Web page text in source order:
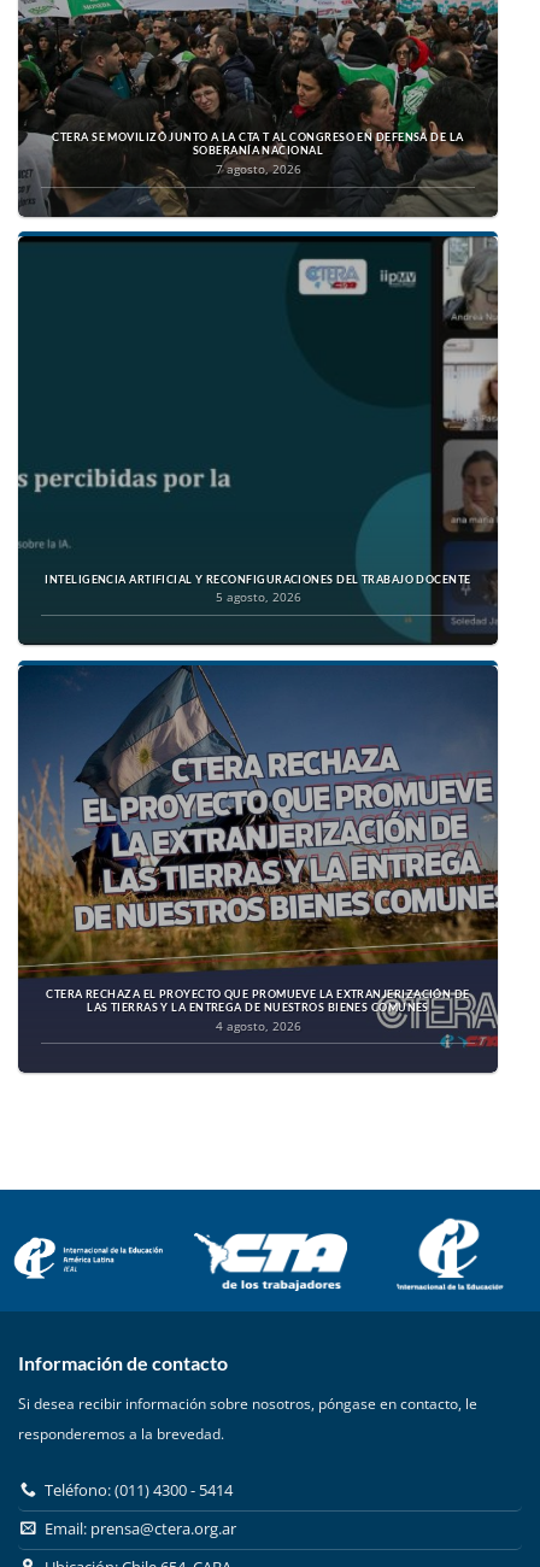
CTERA SE MOVILIZÓ JUNTO A LA CTA T AL CONGRESO EN DEFENSA DE LA
SOBERANÍA NACIONAL
7 agosto, 2026
INTELIGENCIA ARTIFICIAL Y RECONFIGURACIONES DEL TRABAJO DOCENTE
5 agosto, 2026
CTERA RECHAZA EL PROYECTO QUE PROMUEVE LA EXTRANJERIZACIÓN DE
LAS TIERRAS Y LA ENTREGA DE NUESTROS BIENES COMUNES
4 agosto, 2026
Información de contacto
Si desea recibir información sobre nosotros, póngase en contacto, le
responderemos a la brevedad.
Teléfono: (011) 4300 - 5414
Email: prensa@ctera.org.ar